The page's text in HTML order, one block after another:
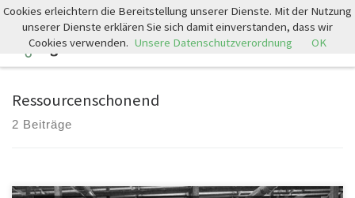
Zum Inhalt springen
Search
Ressourcenschonend
2 Beiträge
Cookies erleichtern die Bereitstellung unserer Dienste. Mit der Nutzung
unserer Dienste erklären Sie sich damit einverstanden, dass wir
Cookies verwenden. Unsere Datenschutzverordnung OK